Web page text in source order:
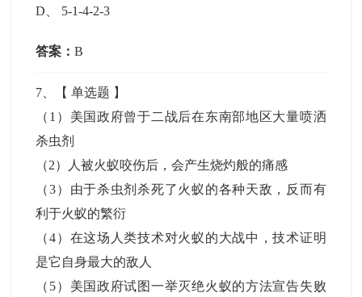
D
5-1-4-2-3
答案：B
7 、【单选题 】
（1）美国政府曾于二战后在东南部地区大量喷洒
杀虫剂
（2）人被火蚁咬伤后，会产生烧灼般的痛感
（3）由于杀虫剂杀死了火蚁的各种天敌，反而有
利于火蚁的繁衍
（4）在这场人类技术对火蚁的大战中，技术证明
是它自身最大的敌人
（5）美国政府试图一举灭绝火蚁的方法宣告失败